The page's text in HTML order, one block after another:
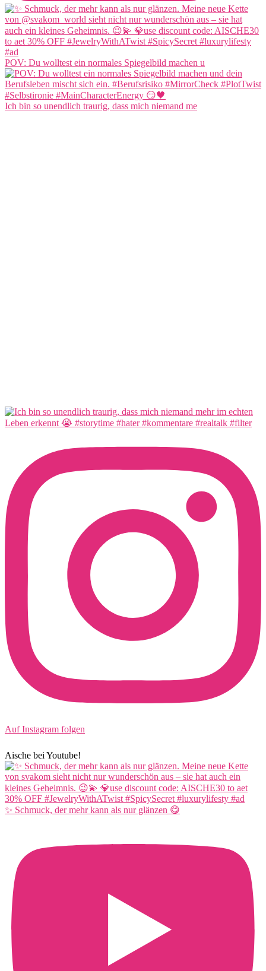
POV: Du wolltest ein normales Spiegelbild machen u
Ich bin so unendlich traurig, dass mich niemand me
Auf Instagram folgen
Aische bei Youtube!
✨ Schmuck, der mehr kann als nur glänzen 😋